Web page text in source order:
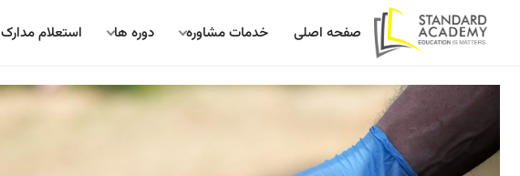
صفحه اصلی خدمات مشاوره دوره ها استعلام مدارک